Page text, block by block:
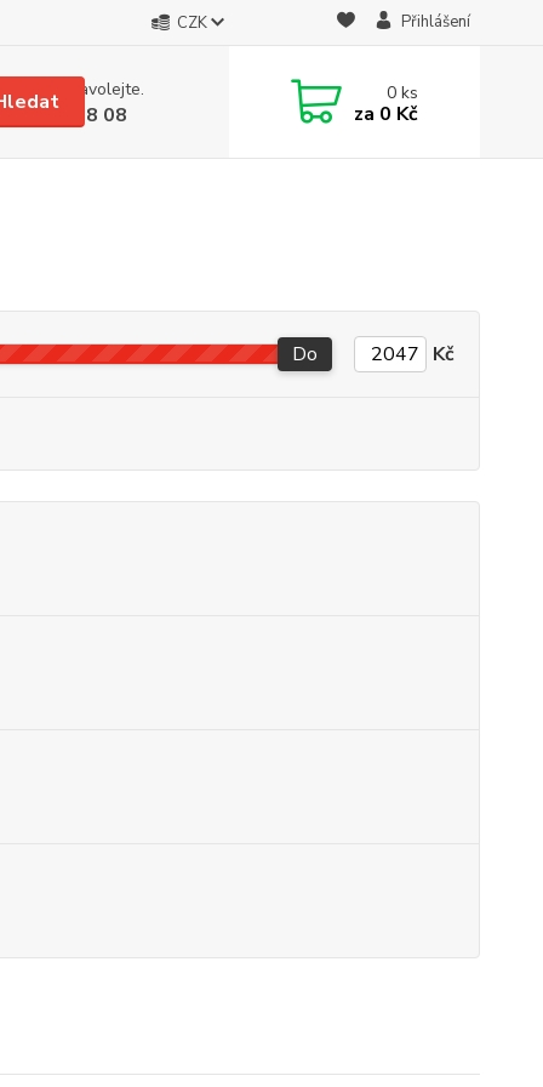
CZK Přihlášení
si rady? Zavolejte.
608 08 18 08
0ks
za 0 Kč
Do Kč